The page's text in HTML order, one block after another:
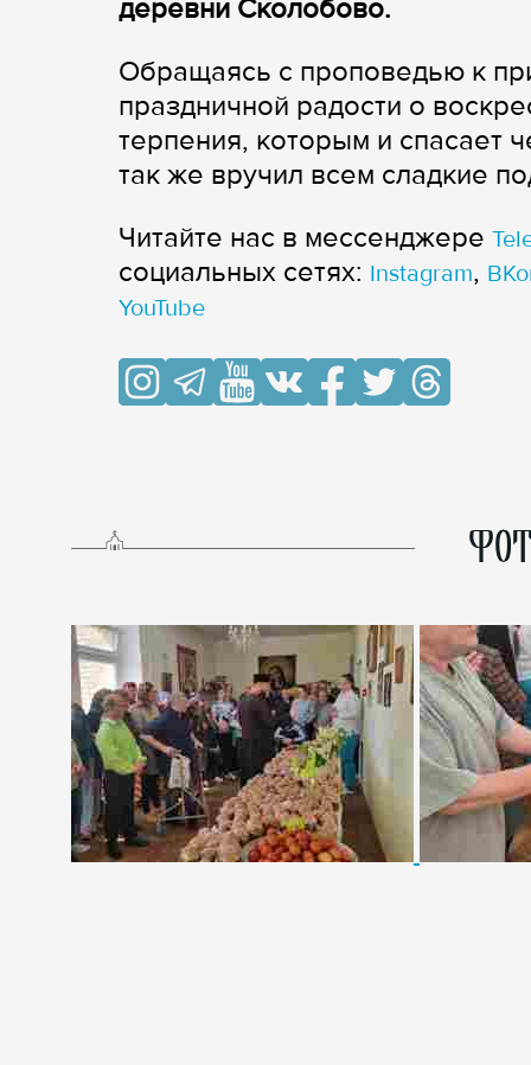
деревни Сколобово.
Обращаясь с проповедью к
праздничной радости о
терпения, которым и спасает
так же вручил всем сладкие
Читайте нас в мессенджере
cоциальных сетях: Instagram,
YouTube